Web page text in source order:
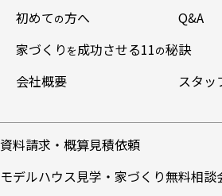
初めての方へ
Q&A
家づくり を成功させる11の秘訣
会社概要
スタッ
資料請求・概算見積依頼
モデルハウス見学・家づくり無料相談